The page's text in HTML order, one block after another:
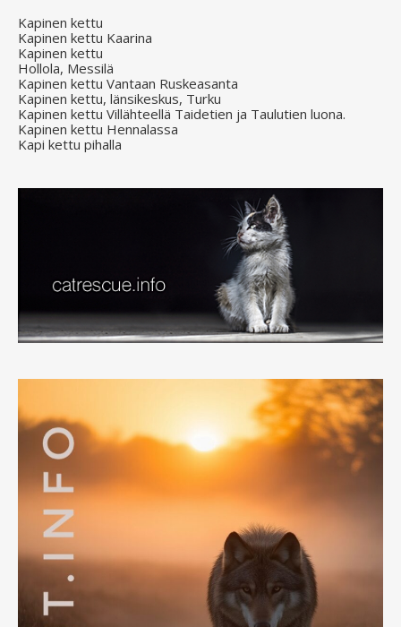
Kapinen kettu
Kapinen kettu Kaarina
Kapinen kettu
Hollola, Messilä
Kapinen kettu Vantaan Ruskeasanta
Kapinen kettu, länsikeskus, Turku
Kapinen kettu Villähteellä Taidetien ja Taulutien luona.
Kapinen kettu Hennalassa
Kapi kettu pihalla